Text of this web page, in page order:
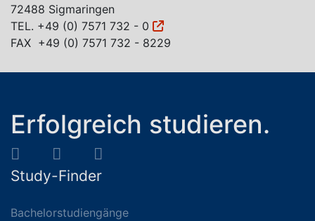
72488 Sigmaringen
TEL. +49 (0) 7571 732 - 0
FAX +49 (0) 7571 732 - 8229
Erfolgreich studieren.
Study-Finder
Bachelorstudiengänge